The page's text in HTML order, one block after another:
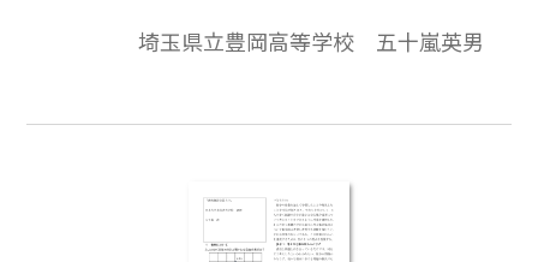
題になってから二つの場合の数を足すのか
図を取り入れて目に見える形にしてみた。
埼玉県立豊岡高等学校 五十嵐英男